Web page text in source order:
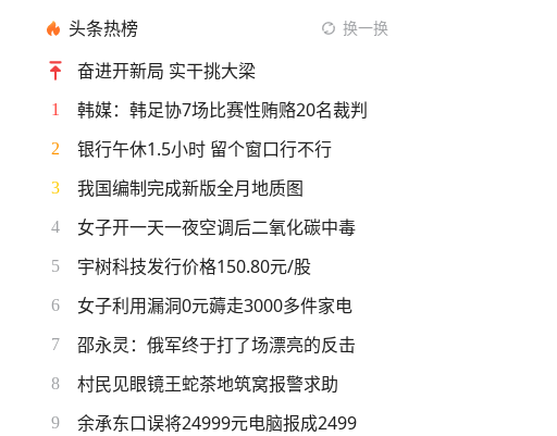
头条热榜 换一换
奋进开新局 实干挑大梁
1 韩媒：韩足协7场比赛性贿赂20名裁判
2 银行午休1.5小时 留个窗口行不行
3 我国编制完成新版全月地质图
4 女子开一天一夜空调后二氧化碳中毒
5 宇树科技发行价格150.80元/股
6 女子利用漏洞0元薅走3000多件家电
7 邵永灵：俄军终于打了场漂亮的反击
8 村民见眼镜王蛇茶地筑窝报警求助
9 余承东口误将24999元电脑报成2499